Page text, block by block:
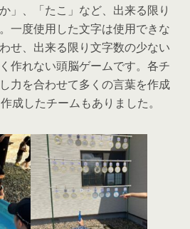
」、「たこ」など、出来る限り
一度使用した文字は使用できな
せ、出来る限り文字数の少ない
作れない頭脳ゲームです。各チ
力を合わせて多くの言葉を作成
成したチームもありました。